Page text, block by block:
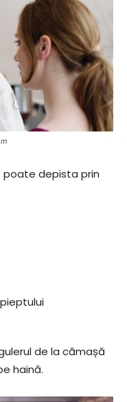
poate depista prin
de la cămașă
haină.